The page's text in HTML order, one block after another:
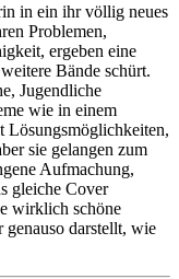
in ein ihr völlig neues
Problemen,
ergeben eine
Bände schürt.
Jugendliche
wie in einem
Lösungsmöglichkeiten,
sie gelangen zum
Aufmachung,
gleiche Cover
wirklich schöne
genauso darstellt, wie